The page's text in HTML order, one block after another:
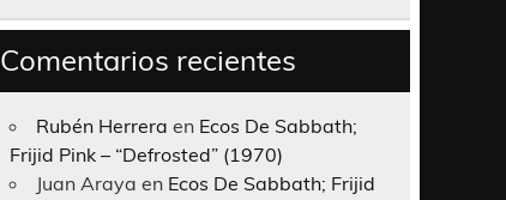
Comentarios recientes
Rubén Herrera en Ecos De Sabbath;
Frijid Pink – “Defrosted” (1970)
Juan Araya en Ecos De Sabbath; Frijid